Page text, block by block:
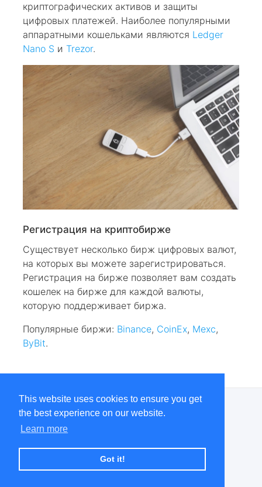
This website uses cookies to ensure you get
the best experience on our website.
Learn more
Got it!
криптографических активов и защиты
цифровых платежей. Наиболее популярными
аппаратными кошельками являются Ledger
Nano S и Trezor.
Регистрация на криптобирже
Существует несколько бирж цифровых валют,
на которых вы можете зарегистрироваться.
Регистрация на бирже позволяет вам создать
кошелек на бирже для каждой валюты,
которую поддерживает биржа.
Популярные биржи: Binance, CoinEx, Mexc,
ByBit.
КОНТАКТЫ
Telegram